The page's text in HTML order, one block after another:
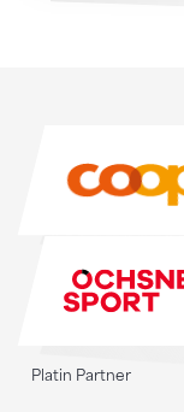
Platin Partner